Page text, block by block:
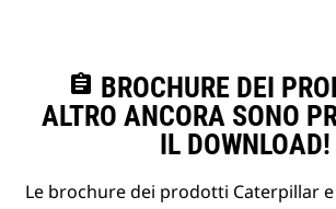
assignment BROCHURE DEI
ALTRO ANCORA SONO
IL DOWNLOAD!
Le brochure dei prodotti Caterpillar